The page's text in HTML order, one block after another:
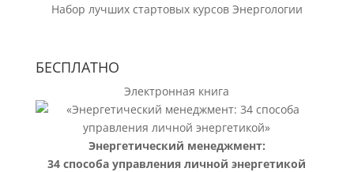
Набор лучших стартовых курсов Энергологии
БЕСПЛАТНО
Электронная книга
Энергетический менеджмент:
34 способа управления личной энергетикой